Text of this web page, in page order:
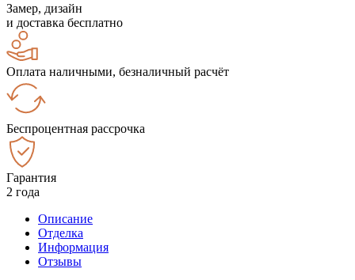
Замер, дизайн
и доставка бесплатно
Оплата наличными, безналичный расчёт
Беспроцентная рассрочка
Гарантия
2 года
Описание
Отделка
Информация
Отзывы